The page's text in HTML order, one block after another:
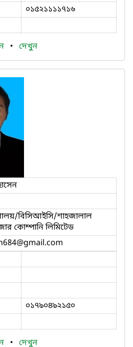
০১৫২১১১১৭১৬
• দেখুন
বিসিআইসি/শাহজালাল
কোম্পানি লিমিটেড
@gmail.com
০১৭৯০৪৯২১৫০
• দেখুন